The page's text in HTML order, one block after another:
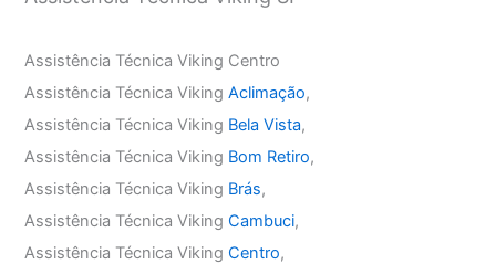
Assistência Técnica Viking Centro
Assistência Técnica VikingAclimação,
Assistência Técnica Viking Bela Vista,
Assistência Técnica Viking Bom Retiro,
Assistência Técnica Viking Brás,
Assistência Técnica VikingCambuci,
Assistência Técnica VikingCentro,